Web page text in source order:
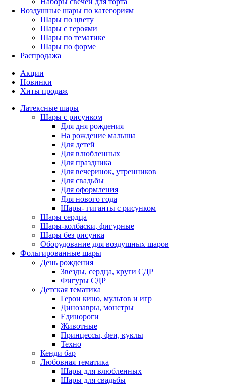
Воздушные шары по категориям
Шары по цвету
Шары с героями
Шары по тематике
Шары по форме
Распродажа
Акции
Новинки
Хиты продаж
Латексные шары
Шары с рисунком
Для дня рождения
На рождение малыша
Для детей
Для влюбленных
Для праздника
Для вечеринок, утренников
Для свадьбы
Для оформления
Для нового года
Шары- гиганты с рисунком
Шары сердца
Шары-колбаски, фигурные
Шары без рисунка
Оборудование для воздушных шаров
Фольгированные шары
День рождения
Звезды, сердца, круги СДР
Фигуры СДР
Детская тематика
Герои кино, мультов и игр
Динозавры, монстры
Единороги
Животные
Принцессы, феи, куклы
Техно
Кенди бар
Любовная тематика
Шары для влюбленных
Шары для свадьбы